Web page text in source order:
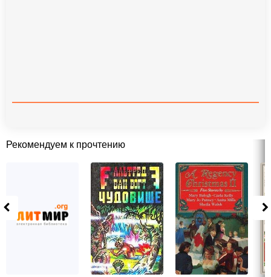
Рекомендуем к прочтению